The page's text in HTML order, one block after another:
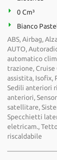
0 Cm³
Bianco
ABS, Airbag,
AUTO,
automatico
trazione, Cruise
assistita, Isofix,
Sedili anteriori
anteriori,
satellitare,
Specchietti
eletricam.,
riscaldabile